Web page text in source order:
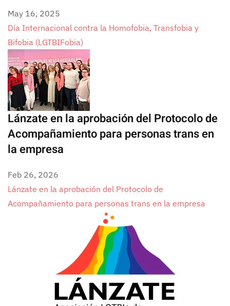
May 16, 2025
Día Internacional contra la Homofobia, Transfobia y
Bifobia (LGTBIFobia)
Lánzate en la aprobación del Protocolo de
Acompañamiento para personas trans en
la empresa
Feb 26, 2026
Lánzate en la aprobación del Protocolo de
Acompañamiento para personas trans en la empresa